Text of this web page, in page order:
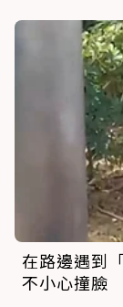
在路邊遇到
不小心撞臉